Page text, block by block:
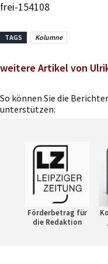
frei-154108
TAGS Kolumne
weitere Artikel von
So können Sie die
unterstützen:
Förderbetrag für
die Redaktion